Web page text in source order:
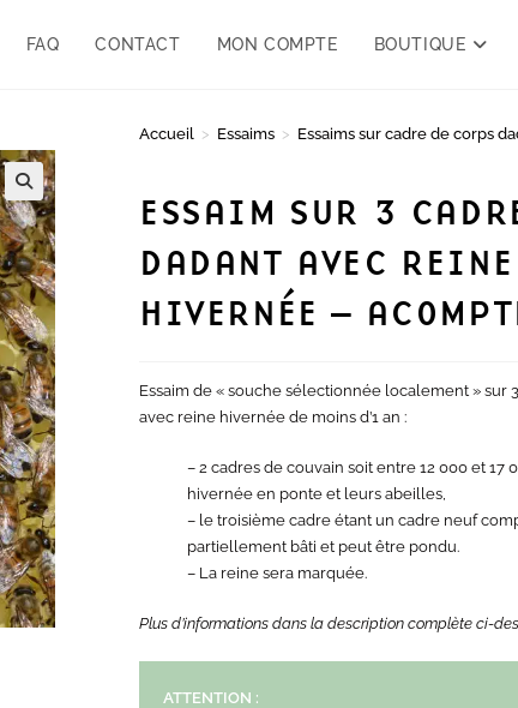
FAQ CONTACT MON COMPTE BOUTIQUE
🔍
Accueil > Essaims > Essaims sur cadre de corps
ESSAIM SUR 3
DADANT AVEC REINE
HIVERNÉE –
Essaim de « souche sélectionnée localement » sur
avec reine hivernée de moins d’1 an :
– 2 cadres de couvain soit entre 12 000 et 17
hivernée en ponte et leurs abeilles,
– le troisième cadre étant un cadre neuf
partiellement bâti et peut être pondu.
– La reine sera marquée.
Plus d’informations dans la description complète ci-
ATTENTION :